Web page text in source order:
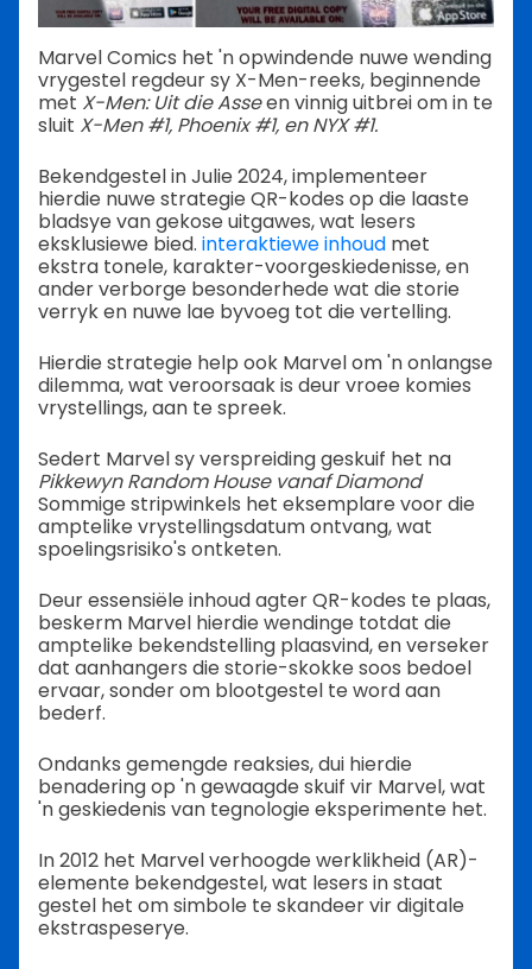
Marvel Comics het 'n opwindende nuwe wending
vrygestel regdeur sy X-Men-reeks, beginnende
met X-Men: Uit die Asseen vinnig uitbrei om in te
sluit X-Men #1, Phoenix #1, en NYX #1.
Bekendgestel in Julie 2024, implementeer
hierdie nuwe strategie QR-kodes op die laaste
bladsye van gekose uitgawes, wat lesers
eksklusiewe bied. interaktiewe inhoud met
ekstra tonele, karakter-voorgeskiedenisse, en
ander verborge besonderhede wat die storie
verryk en nuwe lae byvoeg tot die vertelling.
Hierdie strategie help ook Marvel om 'n onlangse
dilemma, wat veroorsaak is deur vroee komies
vrystellings, aan te spreek.
Sedert Marvel sy verspreiding geskuif het na
Pikkewyn Random House vanaf Diamond
Sommige stripwinkels het eksemplare voor die
amptelike vrystellingsdatum ontvang, wat
spoelingsrisiko's ontketen.
Deur essensiële inhoud agter QR-kodes te plaas,
beskerm Marvel hierdie wendinge totdat die
amptelike bekendstelling plaasvind, en verseker
dat aanhangers die storie-skokke soos bedoel
ervaar, sonder om blootgestel te word aan
bederf.
Ondanks gemengde reaksies, dui hierdie
benadering op 'n gewaagde skuif vir Marvel, wat
'n geskiedenis van tegnologie eksperimente het.
In 2012 het Marvel verhoogde werklikheid (AR)-
elemente bekendgestel, wat lesers in staat
gestel het om simbole te skandeer vir digitale
ekstraspeserye.